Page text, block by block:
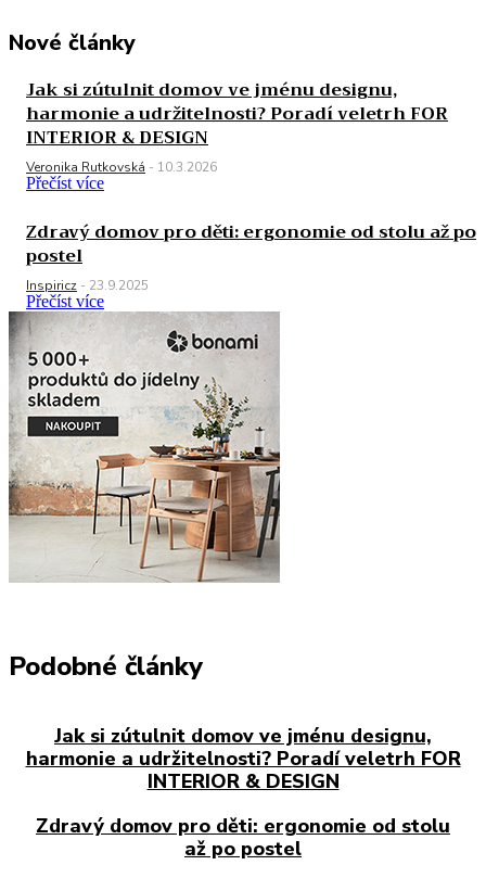
Nové články
Jak si zútulnit domov ve jménu designu,
harmonie a udržitelnosti? Poradí veletrh FOR
INTERIOR & DESIGN
Veronika Rutkovská - 10.3.2026
Přečíst více
Zdravý domov pro děti: ergonomie od stolu až po
postel
Inspiricz - 23.9.2025
Přečíst více
Podobné články
Jak si zútulnit domov ve jménu designu,
harmonie a udržitelnosti? Poradí veletrh FOR
INTERIOR & DESIGN
Zdravý domov pro děti: ergonomie od stolu
až po postel